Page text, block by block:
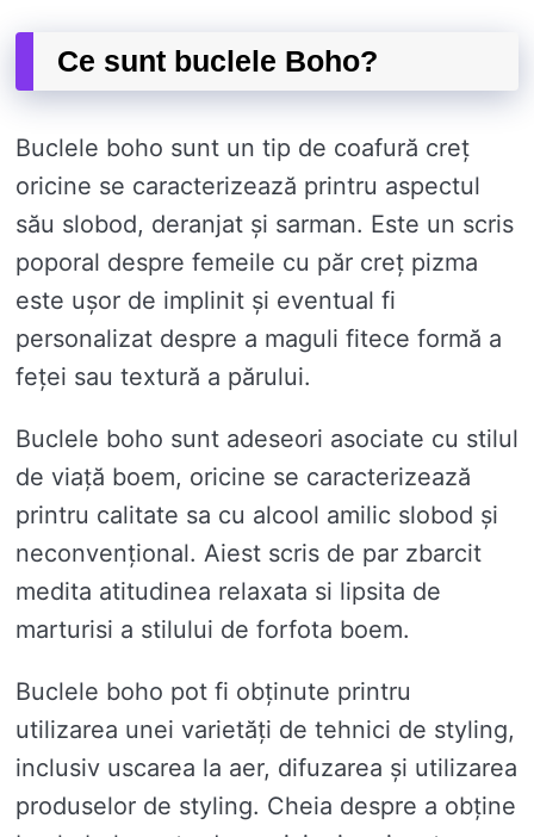
Ce sunt buclele Boho?
Buclele boho sunt un tip de coafură creț
oricine se caracterizează printru aspectul
său slobod, deranjat și sarman. Este un scris
poporal despre femeile cu păr creț pizma
este ușor de implinit și eventual fi
personalizat despre a maguli fitece formă a
feței sau textură a părului.
Buclele boho sunt adeseori asociate cu stilul
de viață boem, oricine se caracterizează
printru calitate sa cu alcool amilic slobod și
neconvențional. Aiest scris de par zbarcit
medita atitudinea relaxata si lipsita de
marturisi a stilului de forfota boem.
Buclele boho pot fi obținute printru
utilizarea unei varietăți de tehnici de styling,
inclusiv uscarea la aer, difuzarea și utilizarea
produselor de styling. Cheia despre a obține